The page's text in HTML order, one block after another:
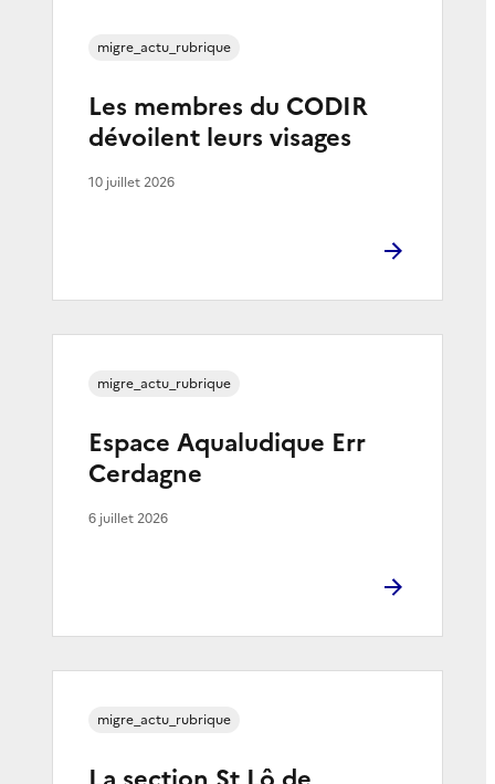
Les membres du CODIR
dévoilent leurs visages
migre_actu_rubrique
10 juillet 2026
Espace Aqualudique Err
Cerdagne
migre_actu_rubrique
6 juillet 2026
migre_actu_rubrique